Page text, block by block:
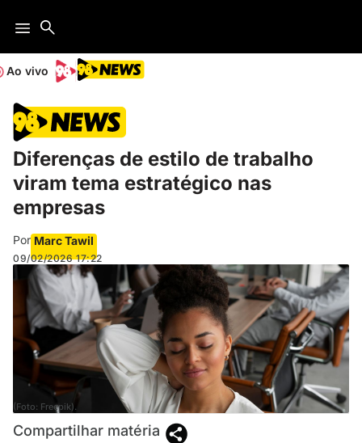
Ao vivo
Diferenças de estilo de trabalho
viram tema estratégico nas
empresas
Por Marc Tawil
09/02/2026 17:22
(Foto: Freepik).
Compartilhar matéria